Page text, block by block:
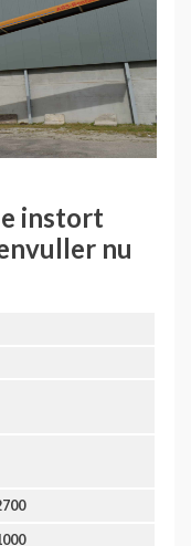
instort
nu